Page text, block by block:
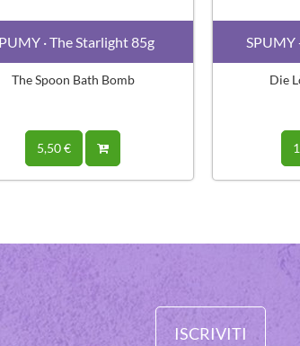
· The Starlight 85g
The Spoon Bath Bomb
5,50 €
SPUMY
Die
ISCRIVITI